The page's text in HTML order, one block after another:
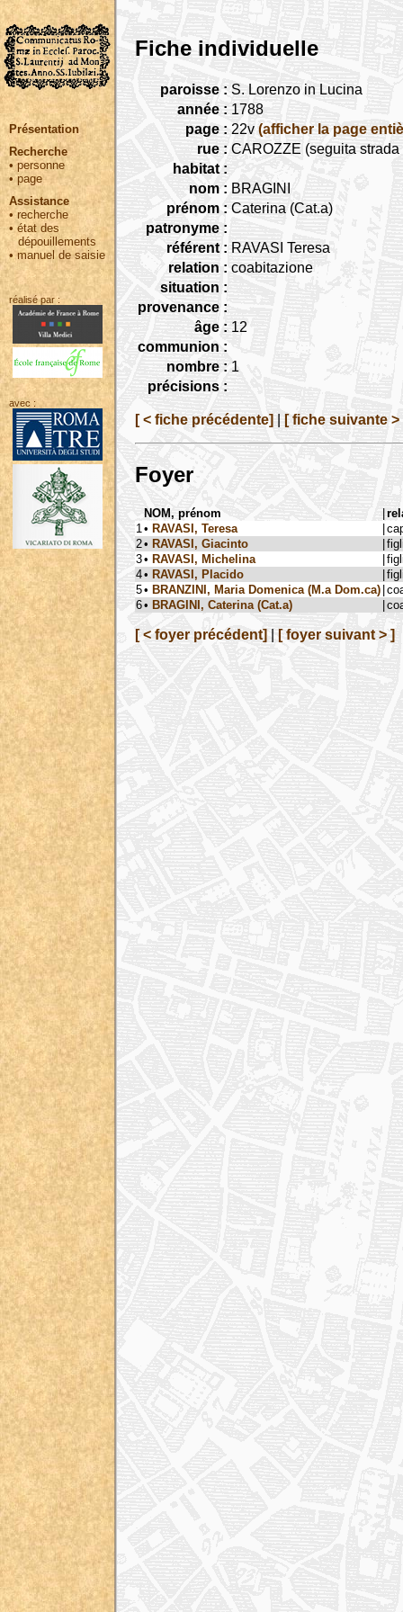
Présentation
Recherche
• personne
•page
Assistance
• recherche
•état des
dépouillements
•manuel de saisie
réalisé par :
avec :
Fiche individuelle
paroisse : S. Lorenzo in Lucina
année : 1788
page : 22v (afficher la page
rue : CAROZZE (seguita
habitat :
nom : BRAGINI
prénom : Caterina (Cat.a)
patronyme :
référent : RAVASI Teresa
relation : coabitazione
situation :
provenance :
âge : 12
communion :
nombre : 1
précisions :
[ < fiche précédente] [ fiche suivante >
Foyer
NOM, prénom |
1 • RAVASI, Teresa |
2• RAVASI, Giacinto |
3• RAVASI, Michelina |
4• RAVASI, Placido |
5• BRANZINI, Maria Domenica (M.a Dom.ca) |
6• BRAGINI, Caterina (Cat.a) |
[ < foyer précédent] [ foyer suivant > ]